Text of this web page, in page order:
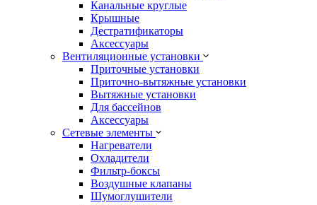
Канальные круглые
Крышные
Дестратификаторы
Аксессуары
Вентиляционные установки
Приточные установки
Приточно-вытяжные установки
Вытяжные установки
Для бассейнов
Аксессуары
Сетевые элементы
Нагреватели
Охладители
Фильтр-боксы
Воздушные клапаны
Шумоглушители